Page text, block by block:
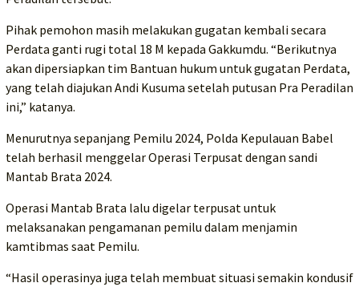
Pihak pemohon masih melakukan gugatan kembali secara
Perdata ganti rugi total 18 M kepada Gakkumdu. “Berikutnya
akan dipersiapkan tim Bantuan hukum untuk gugatan Perdata,
yang telah diajukan Andi Kusuma setelah putusan Pra Peradilan
ini,” katanya.
Menurutnya sepanjang Pemilu 2024, Polda Kepulauan Babel
telah berhasil menggelar Operasi Terpusat dengan sandi
Mantab Brata 2024.
Operasi Mantab Brata lalu digelar terpusat untuk
melaksanakan pengamanan pemilu dalam menjamin
kamtibmas saat Pemilu.
“Hasil operasinya juga telah membuat situasi semakin kondusif